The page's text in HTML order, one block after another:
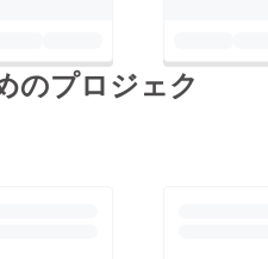
レのプロジェク